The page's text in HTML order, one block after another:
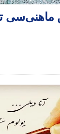
ماهنی‌سی